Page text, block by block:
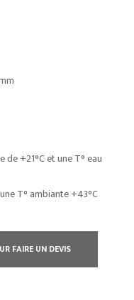
+21°C et une T° eau
T° ambiante +43°C
FAIRE UN DEVIS